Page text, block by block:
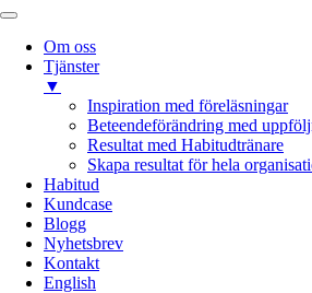
Om oss
Tjänster
▼
Inspiration med föreläsningar
Beteendeförändring med
Resultat med Habitudtränare
Skapa resultat för hela
Habitud
Kundcase
Blogg
Nyhetsbrev
Kontakt
English